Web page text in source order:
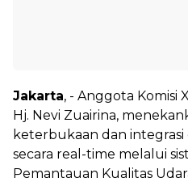
Jakarta, - Anggota Komisi
Hj. Nevi Zuairina,
keterbukaan dan
secara real-time melalui
Pemantauan Kualitas